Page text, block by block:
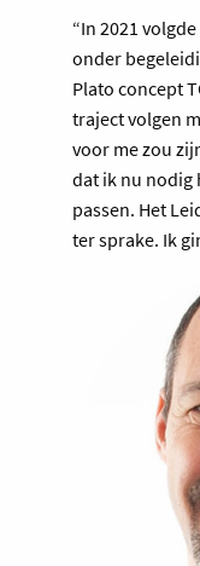
“In 2021
onder
Plato concept
traject volgen
voor me zou
dat ik nu nodig
passen. Het
ter sprake. Ik